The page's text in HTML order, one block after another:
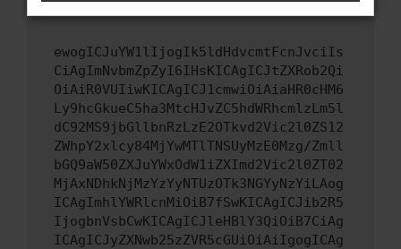
ewogICJuYW1lIjogIk5ldHdvcmtFcnJvciIs
CiAgImNvbmZpZyI6IHsKICAgICJtZXRob2Qi
OiAiR0VUIiwKICAgICJ1cmwiOiAiaHR0cHM6
Ly9hcGkueC5ha3MtcHJvZC5hdWRhcmlzLm5l
dC92MS9jbGllbnRzLzE2OTkvd2Vic2l0ZS12
ZWhpY2xlcy84MjYwMTlTNSUyMzE0Mzg/Zmll
bGQ9aW50ZXJuYWxOdW1iZXImd2Vic2l0ZT02
MjAxNDhkNjMzYzYyNTUzOTk3NGYyNzYiLAog
ICAgImhlYWRlcnMiOiB7fSwKICAgICJib2R5
IjogbnVsbCwKICAgICJleHBlY3QiOiB7CiAg
ICAgICJyZXNwb25zZVR5cGUiOiAiIgogICAg